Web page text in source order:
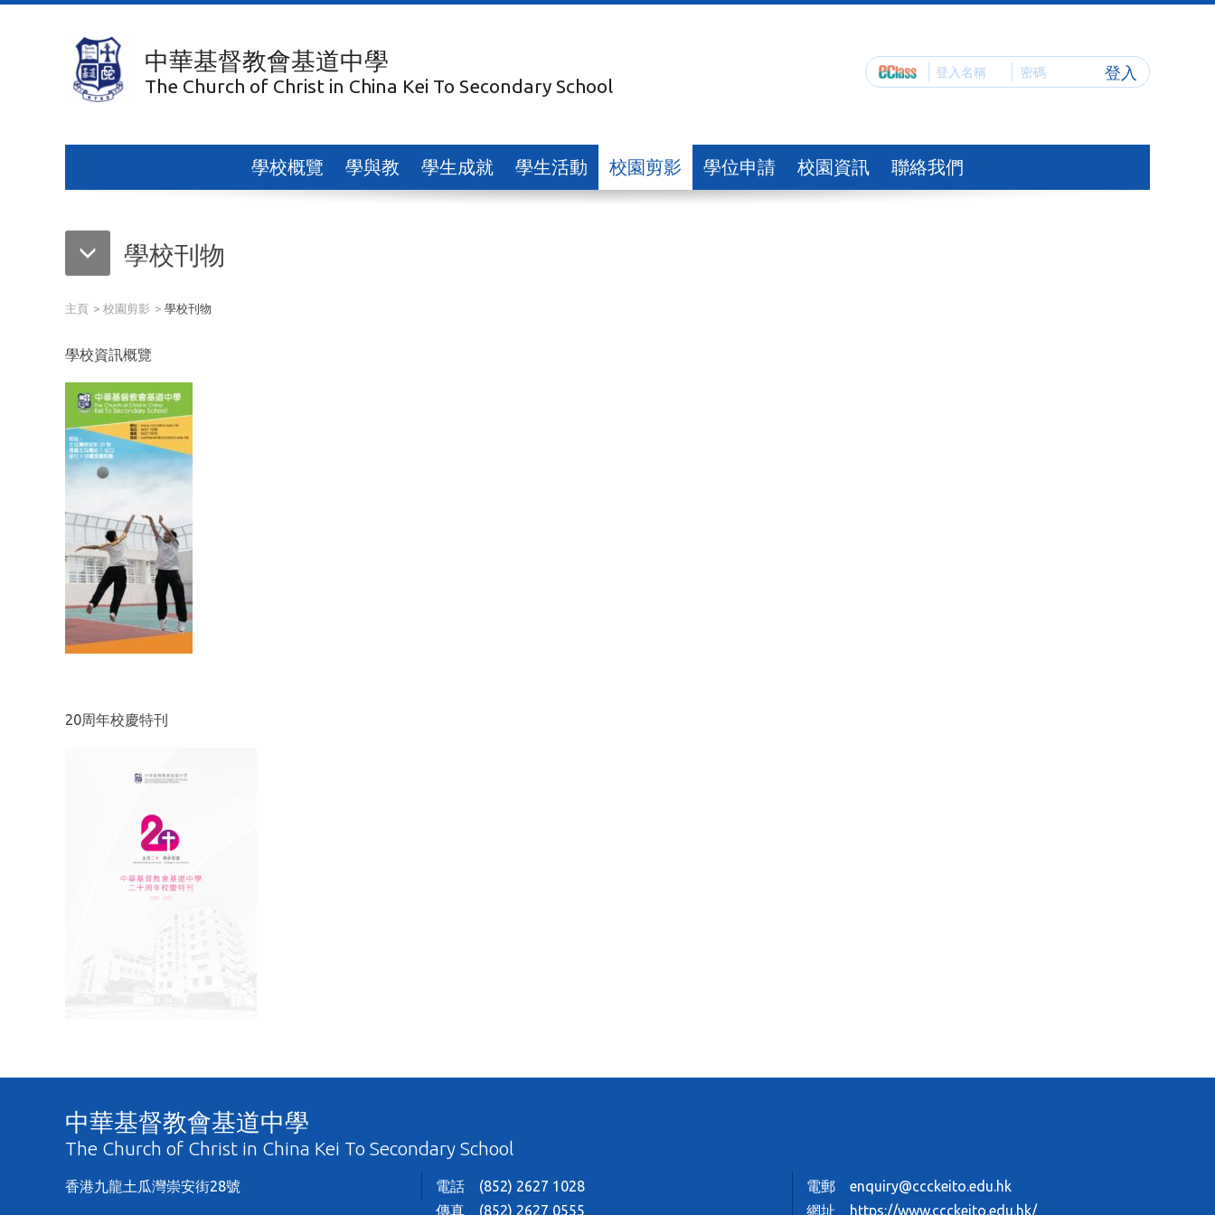
中華基督教會基道中學
The Church of Christ in China Kei To Secondary School
登入
學校概覽 學與教 學生成就 學生活動 校園剪影 學位申請 校園資訊 聯絡我們
學校刊物
主頁 校園剪影 學校刊物
學校資訊概覽
20周年校慶特刊
中華基督教會基道中學
The Church of Christ in China Kei To Secondary School
香港九龍土瓜灣崇安街28號
電話 (852) 2627 1028
傳真 (852) 2627 0555
電郵 enquiry@ccckeito.edu.hk
網址
https://www.ccckeito.edu.hk/